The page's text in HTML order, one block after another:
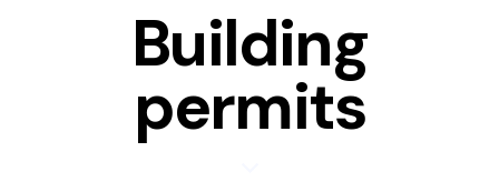
Building
permits